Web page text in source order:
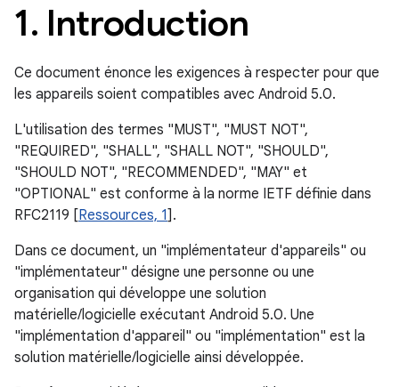
1. Introduction
Ce document énonce les exigences à respecter pour que
les appareils soient compatibles avec Android 5.0.
L'utilisation des termes "MUST", "MUST NOT",
"REQUIRED", "SHALL", "SHALL NOT", "SHOULD",
"SHOULD NOT", "RECOMMENDED", "MAY" et
"OPTIONAL" est conforme à la norme IETF définie dans
RFC2119 [Ressources, 1].
Dans ce document, un "implémentateur d'appareils" ou
"implémentateur" désigne une personne ou une
organisation qui développe une solution
matérielle/logicielle exécutant Android 5.0. Une
"implémentation d'appareil" ou "implémentation" est la
solution matérielle/logicielle ainsi développée.